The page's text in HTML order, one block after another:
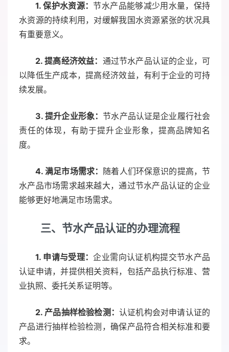
1. 保护水资源：节水产品能够减少用水量，保持
水资源的持续利用，对缓解我国水资源紧张的状况具
有重要意义。
2. 提高经济效益： 通过节水产品认证的企业，可
以降低生产成本，提高经济效益，有利于企业的可持
续发展。
3. 提升企业形象：节水产品认证是企业履行社会
责任的体现，有助于提升企业形象，提高品牌知名
度。
4. 满足市场需求： 随着人们环保意识的提高，节
水产品市场需求越来越大，通过节水产品认证的企业
能够更好地满足市场需求。
三、节水产品认证的办理流程
1. 申请与受理：企业需向认证机构提交节水产品
认证申请，并提供相关资料，包括产品执行标准、营
业执照、委托关系证明等。
2. 产品抽样检验检测： 认证机构会对申请认证的
产品进行抽样检验检测，确保产品符合相关标准和要
求。